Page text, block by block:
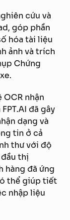
cứu và
góp phần
hóa tài liệu
ảnh và trích
Chứng
nhận
đã gây
dạng và
tin ở cả
thư với độ
thị
hàng đã ứng
thể giúp tiết
nhập liệu